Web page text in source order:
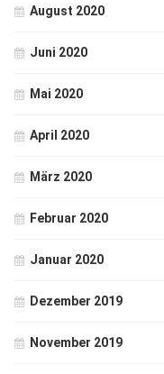
August 2020
Juni 2020
Mai 2020
April 2020
März 2020
Februar 2020
Januar 2020
Dezember 2019
November 2019